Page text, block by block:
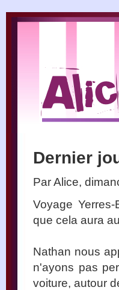
Dernier
Par Alice,
Voyage
que cela aura
Nathan nous
n'ayons pas
voiture, autour